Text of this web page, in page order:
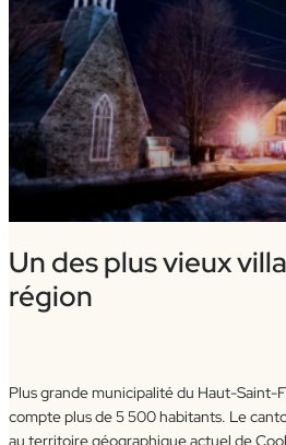
Un des plus vieux
région
Plus grande municipalité du Haut-Saint-
compte plus de 5 500 habitants. Le
au territoire géographique actuel de